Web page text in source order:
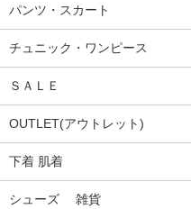
パンツ・スカート
チュニック・ワンピース
ＳＡＬＥ
OUTLET(アウトレット)
下着 肌着
シューズ 雑貨